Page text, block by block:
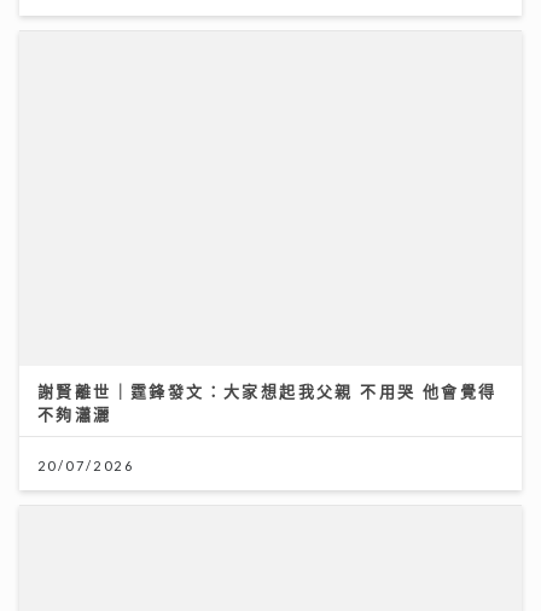
謝賢離世｜霆鋒發文：大家想起我父親 不用哭 他會覺得
不夠瀟灑
20/07/2026